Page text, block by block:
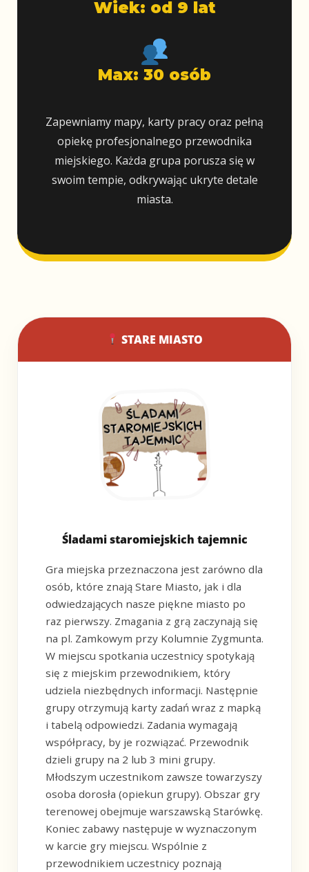
Wiek: od 9 lat
Max: 30 osób
Zapewniamy mapy, karty pracy oraz pełną
opiekę profesjonalnego przewodnika
miejskiego. Każda grupa porusza się w
swoim tempie, odkrywając ukryte detale
miasta.
STARE MIASTO
Śladami staromiejskich tajemnic
Gra miejska przeznaczona jest zarówno dla
osób, które znają Stare Miasto, jak i dla
odwiedzających nasze piękne miasto po
raz pierwszy. Zmagania z grą zaczynają się
na pl. Zamkowym przy Kolumnie Zygmunta.
W miejscu spotkania uczestnicy spotykają
się z miejskim przewodnikiem, który
udziela niezbędnych informacji. Następnie
grupy otrzymują karty zadań wraz z mapką
i tabelą odpowiedzi. Zadania wymagają
współpracy, by je rozwiązać. Przewodnik
dzieli grupy na 2 lub 3 mini grupy.
Młodszym uczestnikom zawsze towarzyszy
osoba dorosła (opiekun grupy). Obszar gry
terenowej obejmuje warszawską Starówkę.
Koniec zabawy następuje w wyznaczonym
w karcie gry miejscu. Wspólnie z
przewodnikiem uczestnicy poznają